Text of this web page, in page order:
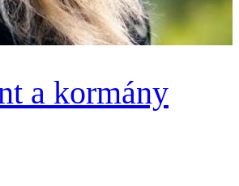
a kormány